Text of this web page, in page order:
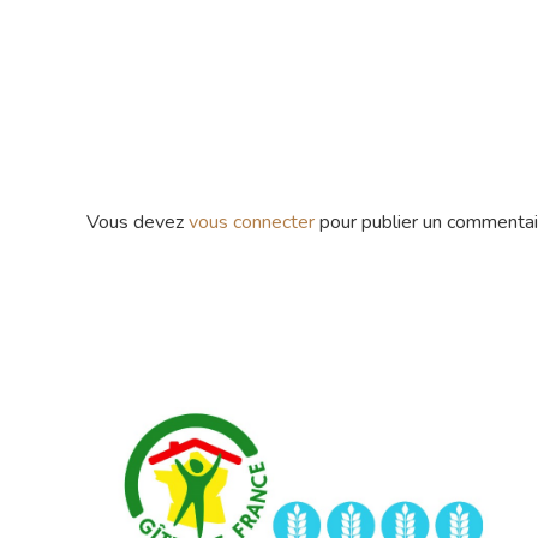
Vous devezvous connecterpour publier un